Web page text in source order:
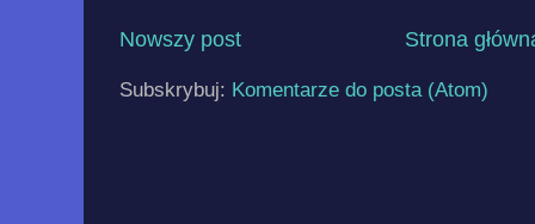
Nowszy post Strona
Subskrybuj: Komentarze do posta (Atom)